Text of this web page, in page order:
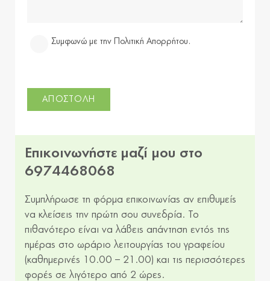
Συμφωνώ με την Πολιτική Απορρήτου.
Επικοινωνήστε μαζί μου στο
6974468068
Συμπλήρωσε τη φόρμα επικοινωνίας αν επιθυμείς
να κλείσεις την πρώτη σου συνεδρία. Το
πιθανότερο είναι να λάβεις απάντηση εντός της
ημέρας στο ωράριο λειτουργίας του γραφείου
(καθημερινές 10.00 – 21.00) και τις περισσότερες
φορές σε λιγότερο από 2 ώρες.